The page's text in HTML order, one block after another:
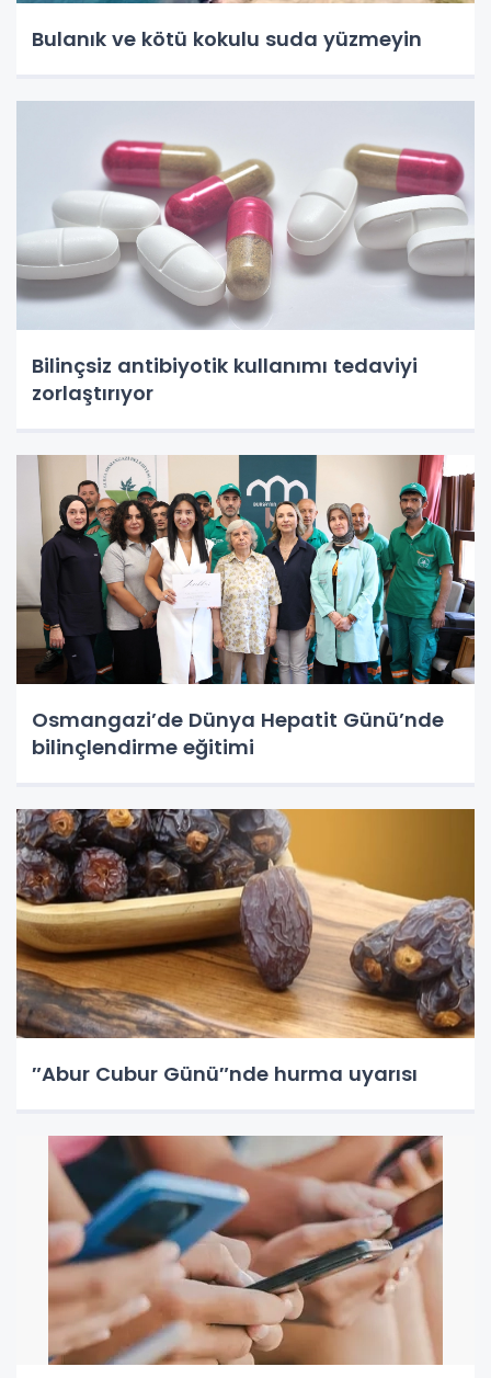
Bulanık ve kötü kokulu suda yüzmeyin
Bilinçsiz antibiyotik kullanımı tedaviyi
zorlaştırıyor
Osmangazi’de Dünya Hepatit Günü’nde
bilinçlendirme eğitimi
″Abur Cubur Günü″nde hurma uyarısı